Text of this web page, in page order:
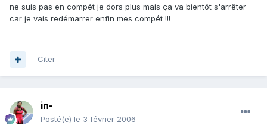
ne suis pas en compét je dors plus mais ça va bientôt s'arrêter
car je vais redémarrer enfin mes compét !!!
Citer
in-
Posté(e) le 3 février 2006